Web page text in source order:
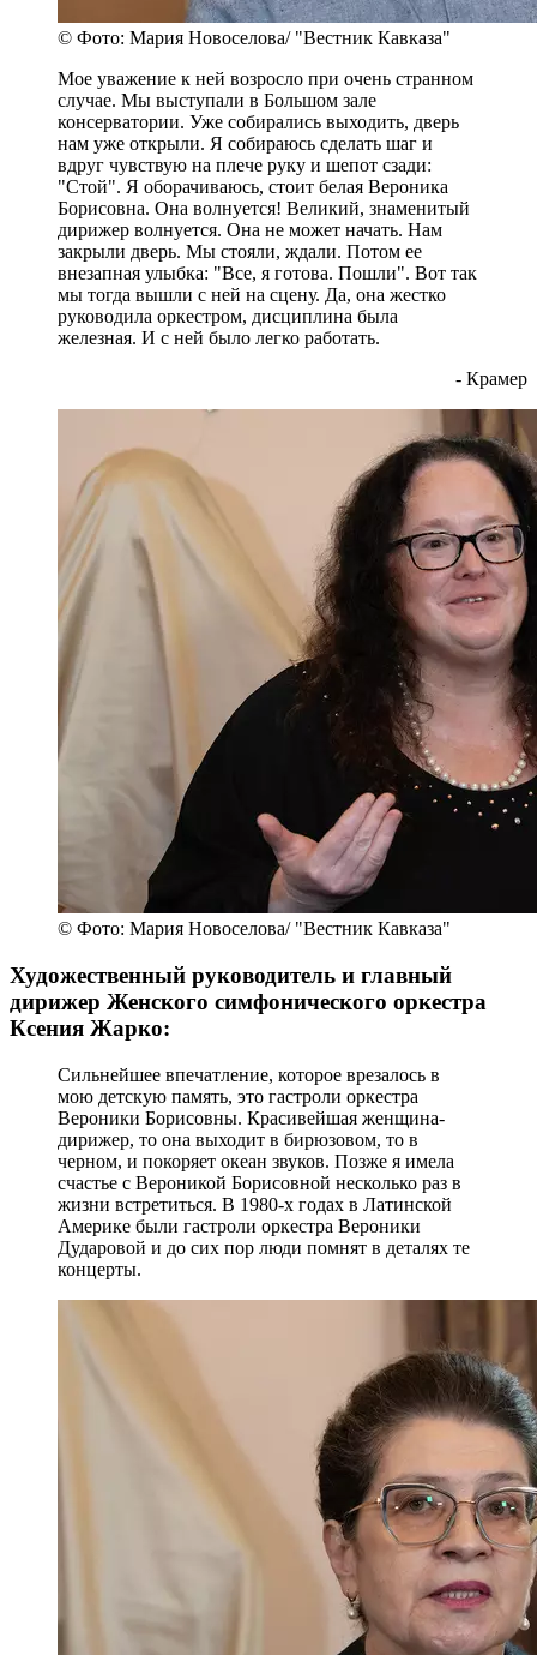
© Фото: Мария Новоселова/ "Вестник Кавказа"
Мое уважение к ней возросло при очень странном
случае. Мы выступали в Большом зале
консерватории. Уже собирались выходить, дверь
нам уже открыли. Я собираюсь сделать шаг и
вдруг чувствую на плече руку и шепот сзади:
"Стой". Я оборачиваюсь, стоит белая Вероника
Борисовна. Она волнуется! Великий, знаменитый
дирижер волнуется. Она не может начать. Нам
закрыли дверь. Мы стояли, ждали. Потом ее
внезапная улыбка: "Все, я готова. Пошли". Вот так
мы тогда вышли с ней на сцену. Да, она жестко
руководила оркестром, дисциплина была
железная. И с ней было легко работать.
- Крамер
© Фото: Мария Новоселова/ "Вестник Кавказа"
Художественный руководитель и главный
дирижер Женского симфонического оркестра
Ксения Жарко:
Сильнейшее впечатление, которое врезалось в
мою детскую память, это гастроли оркестра
Вероники Борисовны. Красивейшая женщина-
дирижер, то она выходит в бирюзовом, то в
черном, и покоряет океан звуков. Позже я имела
счастье с Вероникой Борисовной несколько раз в
жизни встретиться. В 1980-х годах в Латинской
Америке были гастроли оркестра Вероники
Дударовой и до сих пор люди помнят в деталях те
концерты.